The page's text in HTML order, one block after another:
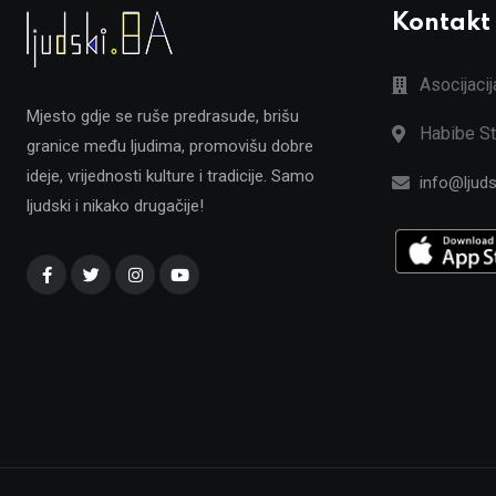
Mjesto gdje se ruše predrasude, brišu
granice među ljudima, promovišu dobre
ideje, vrijednosti kulture i tradicije. Samo
ljudski i nikako drugačije!
Kontakt
Habibe